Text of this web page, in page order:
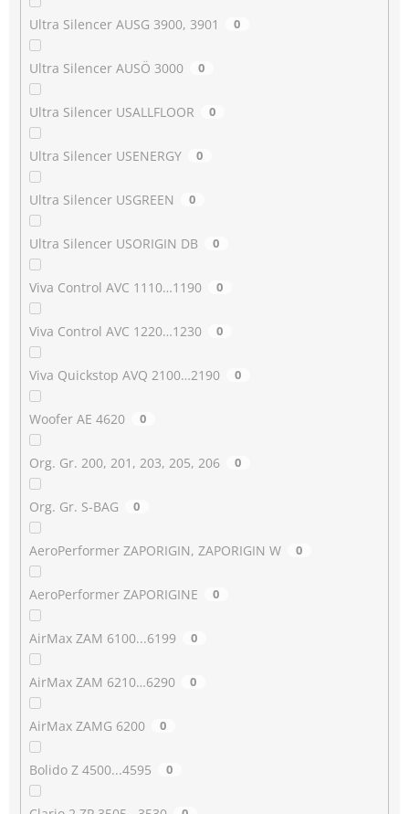
Ultra Silencer AUSG 3900, 3901 0
Ultra Silencer AUSÖ 3000 0
Ultra Silencer USALLFLOOR 0
Ultra Silencer USENERGY 0
Ultra Silencer USGREEN 0
Ultra Silencer USORIGIN DB 0
Viva Control AVC 1110…1190 0
Viva Control AVC 1220…1230 0
Viva Quickstop AVQ 2100…2190 0
Woofer AE 4620 0
Org. Gr. 200, 201, 203, 205, 206 0
Org. Gr. S-BAG 0
AeroPerformer ZAPORIGIN, ZAPORIGIN W 0
AeroPerformer ZAPORIGINE 0
AirMax ZAM 6100...6199 0
AirMax ZAM 6210…6290 0
AirMax ZAMG 6200 0
Bolido Z 4500...4595 0